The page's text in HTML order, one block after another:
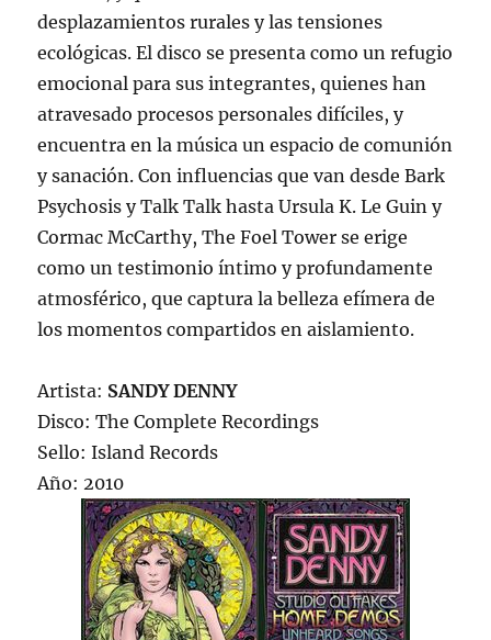
desplazamientos rurales y las tensiones
ecológicas. El disco se presenta como un refugio
emocional para sus integrantes, quienes han
atravesado procesos personales difíciles, y
encuentra en la música un espacio de comunión
y sanación. Con influencias que van desde Bark
Psychosis y Talk Talk hasta Ursula K. Le Guin y
Cormac McCarthy, The Foel Tower se erige
como un testimonio íntimo y profundamente
atmosférico, que captura la belleza efímera de
los momentos compartidos en aislamiento.
Artista: SANDY DENNY
Disco: The Complete Recordings
Sello: Island Records
Año: 2010